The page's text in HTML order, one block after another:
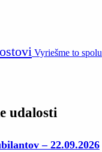
Vyriešme to spolu
udalosti
– 22.09.2026